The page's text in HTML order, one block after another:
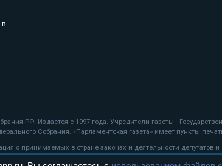
в
РФ. Издается с 1997 года. Учредители газеты -
Собрания. «Парламентская газета» имеет пункты
о принимаемых в стране законах и деятельности депутатов